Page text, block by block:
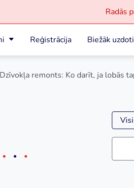
Radās
Reģistrācija Biežāk
Dzīvokļa remonts: Ko darīt, ja lobās
Visi